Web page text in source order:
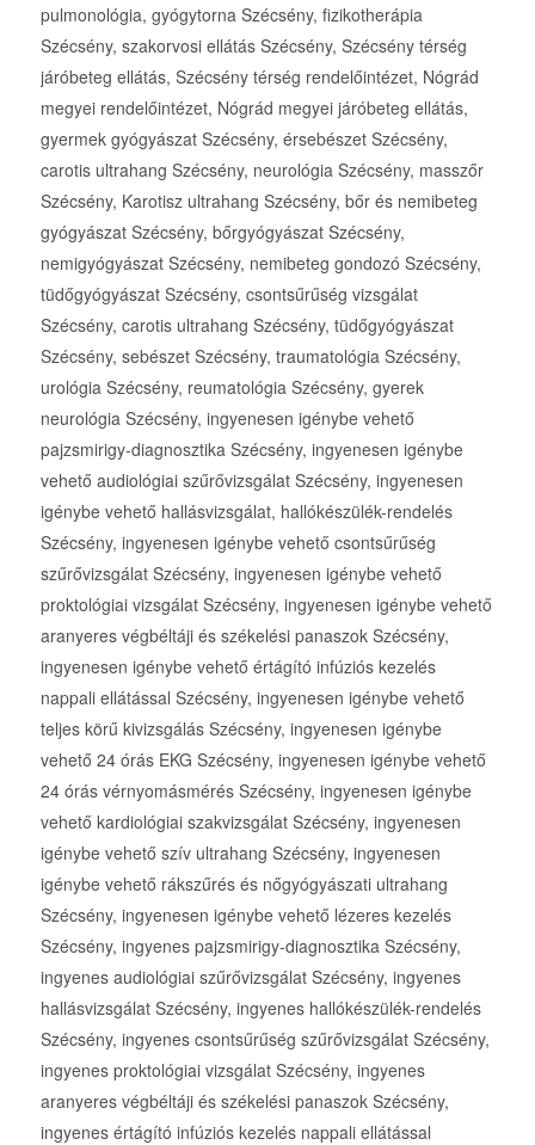
pulmonológia, gyógytorna Szécsény, fizikotherápia
Szécsény, szakorvosi ellátás Szécsény, Szécsény térség
járóbeteg ellátás, Szécsény térség rendelőintézet, Nógrád
megyei rendelőintézet, Nógrád megyei járóbeteg ellátás,
gyermek gyógyászat Szécsény, érsebészet Szécsény,
carotis ultrahang Szécsény, neurológia Szécsény, masszőr
Szécsény, Karotisz ultrahang Szécsény, bőr és nemibeteg
gyógyászat Szécsény, bőrgyógyászat Szécsény,
nemigyógyászat Szécsény, nemibeteg gondozó Szécsény,
tüdőgyógyászat Szécsény, csontsűrűség vizsgálat
Szécsény, carotis ultrahang Szécsény, tüdőgyógyászat
Szécsény, sebészet Szécsény, traumatológia Szécsény,
urológia Szécsény, reumatológia Szécsény, gyerek
neurológia Szécsény, ingyenesen igénybe vehető
pajzsmirigy-diagnosztika Szécsény, ingyenesen igénybe
vehető audiológiai szűrővizsgálat Szécsény, ingyenesen
igénybe vehető hallásvizsgálat, hallókészülék-rendelés
Szécsény, ingyenesen igénybe vehető csontsűrűség
szűrővizsgálat Szécsény, ingyenesen igénybe vehető
proktológiai vizsgálat Szécsény, ingyenesen igénybe vehető
aranyeres végbéltáji és székelési panaszok Szécsény,
ingyenesen igénybe vehető értágító infúziós kezelés
nappali ellátással Szécsény, ingyenesen igénybe vehető
teljes körű kivizsgálás Szécsény, ingyenesen igénybe
vehető 24 órás EKG Szécsény, ingyenesen igénybe vehető
24 órás vérnyomásmérés Szécsény, ingyenesen igénybe
vehető kardiológiai szakvizsgálat Szécsény, ingyenesen
igénybe vehető szív ultrahang Szécsény, ingyenesen
igénybe vehető rákszűrés és nőgyógyászati ultrahang
Szécsény, ingyenesen igénybe vehető lézeres kezelés
Szécsény, ingyenes pajzsmirigy-diagnosztika Szécsény,
ingyenes audiológiai szűrővizsgálat Szécsény, ingyenes
hallásvizsgálat Szécsény, ingyenes hallókészülék-rendelés
Szécsény, ingyenes csontsűrűség szűrővizsgálat Szécsény,
ingyenes proktológiai vizsgálat Szécsény, ingyenes
aranyeres végbéltáji és székelési panaszok Szécsény,
ingyenes értágító infúziós kezelés nappali ellátással